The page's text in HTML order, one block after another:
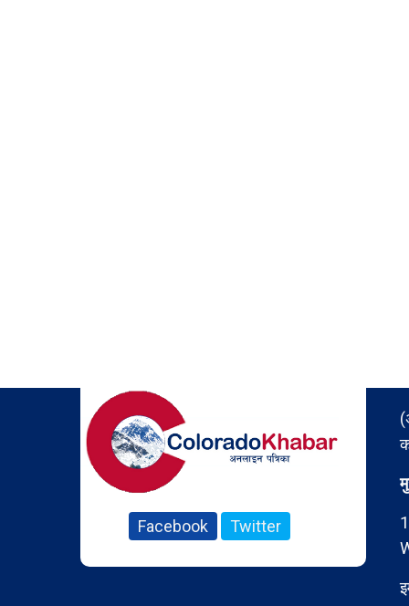
Facebook Twitter